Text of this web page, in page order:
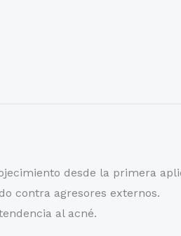
desde la primera
contra agresores externos.
al acné.